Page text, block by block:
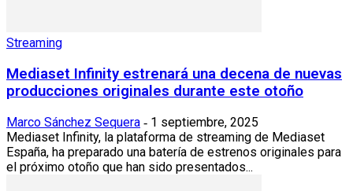
Streaming
Mediaset Infinity estrenará una decena de nuevas
producciones originales durante este otoño
Marco Sánchez Sequera - 1 septiembre, 2025
Mediaset Infinity, la plataforma de streaming de Mediaset
España, ha preparado una batería de estrenos originales para
el próximo otoño que han sido presentados...